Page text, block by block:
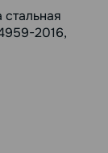
2016,